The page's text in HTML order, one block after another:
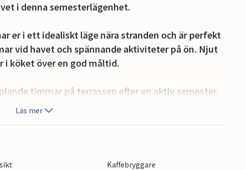
i denna semesterlägenhet.
er i ett idealiskt läge nära stranden och är perfekt
vid havet och spännande aktiviteter på ön. Njut
i köket över en god måltid.
timmar på terrassen efter en aktiv semester
över havet.
utforska omgivningarna på cykel.
de historiska städerna Palermo och Trapani.
Läs mer
Kaffebryggare